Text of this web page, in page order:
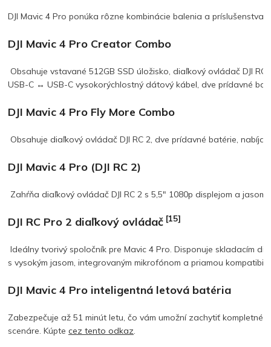
DJI Mavic 4 Pro ponúka rôzne kombinácie balenia a
DJI Mavic 4 Pro Creator Combo
Obsahuje vstavané 512GB SSD úložisko, diaľkový ovládač DJI
USB-C ↔ USB-C vysokorýchlostný dátový kábel, dve prídavné
DJI Mavic 4 Pro Fly More Combo
Obsahuje diaľkový ovládač DJI RC 2, dve prídavné batérie,
DJI Mavic 4 Pro (DJI RC 2)
Zahŕňa diaľkový ovládač DJI RC 2 s 5,5″ 1080p displejom a jasom
DJI RC Pro 2 diaľkový ovládač [15]
Ideálny tvorivý spoločník pre Mavic 4 Pro. Disponuje skladacím
s vysokým jasom, integrovaným mikrofónom a priamou
DJI Mavic 4 Pro inteligentná letová batéria
Zabezpečuje až 51 minút letu, čo vám umožní zachytiť
scenáre. Kúpte cez tento odkaz.